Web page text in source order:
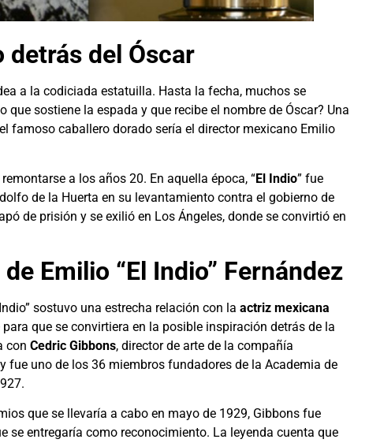
detrás del Óscar
a la codiciada estatuilla. Hasta la fecha, muchos se
que sostiene la espada y que recibe el nombre de Óscar? Una
famoso caballero dorado sería el director mexicano Emilio
a los años 20. En aquella época, “El Indio” fue
de la Huerta en su levantamiento contra el gobierno de
de prisión y se exilió en Los Ángeles, donde se convirtió en
Emilio “El Indio” Fernández
sostuvo una estrecha relación con la actriz mexicana
que se convirtiera en la posible inspiración detrás de la
con Cedric Gibbons, director de arte de la compañía
fue uno de los 36 miembros fundadores de la Academia de
que se llevaría a cabo en mayo de 1929, Gibbons fue
se entregaría como reconocimiento. La leyenda cuenta que